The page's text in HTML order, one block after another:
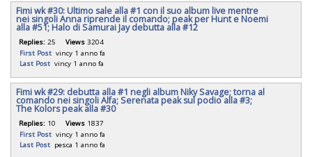
Fimi wk #30: Ultimo sale alla #1 con il suo album live mentre
nei singoli Anna riprende il comando; peak per Hunt e Noemi
alla #51; Halo di Samurai Jay debutta alla #12
Replies: 25 Views 3204
First Post vincy 1 anno fa
Last Post vincy 1 anno fa
Fimi wk #29: debutta alla #1 negli album Niky Savage; torna al
comando nei singoli Alfa; Serenata peak sul podio alla #3;
The Kolors peak alla #30
Replies: 10 Views 1837
First Post vincy 1 anno fa
Last Post pesca 1 anno fa